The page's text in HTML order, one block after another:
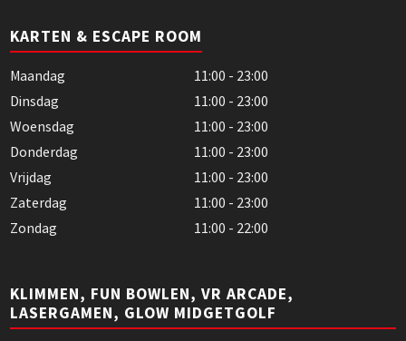
KARTEN & ESCAPE ROOM
Maandag
11:00 - 23:00
Dinsdag
11:00 - 23:00
Woensdag
11:00 - 23:00
Donderdag
11:00 - 23:00
Vrijdag
11:00 - 23:00
Zaterdag
11:00 - 23:00
Zondag
11:00 - 22:00
KLIMMEN, FUN BOWLEN, VR ARCADE,
LASERGAMEN, GLOW MIDGETGOLF